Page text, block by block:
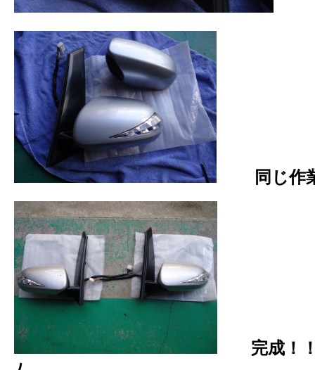
同じ作
完成！